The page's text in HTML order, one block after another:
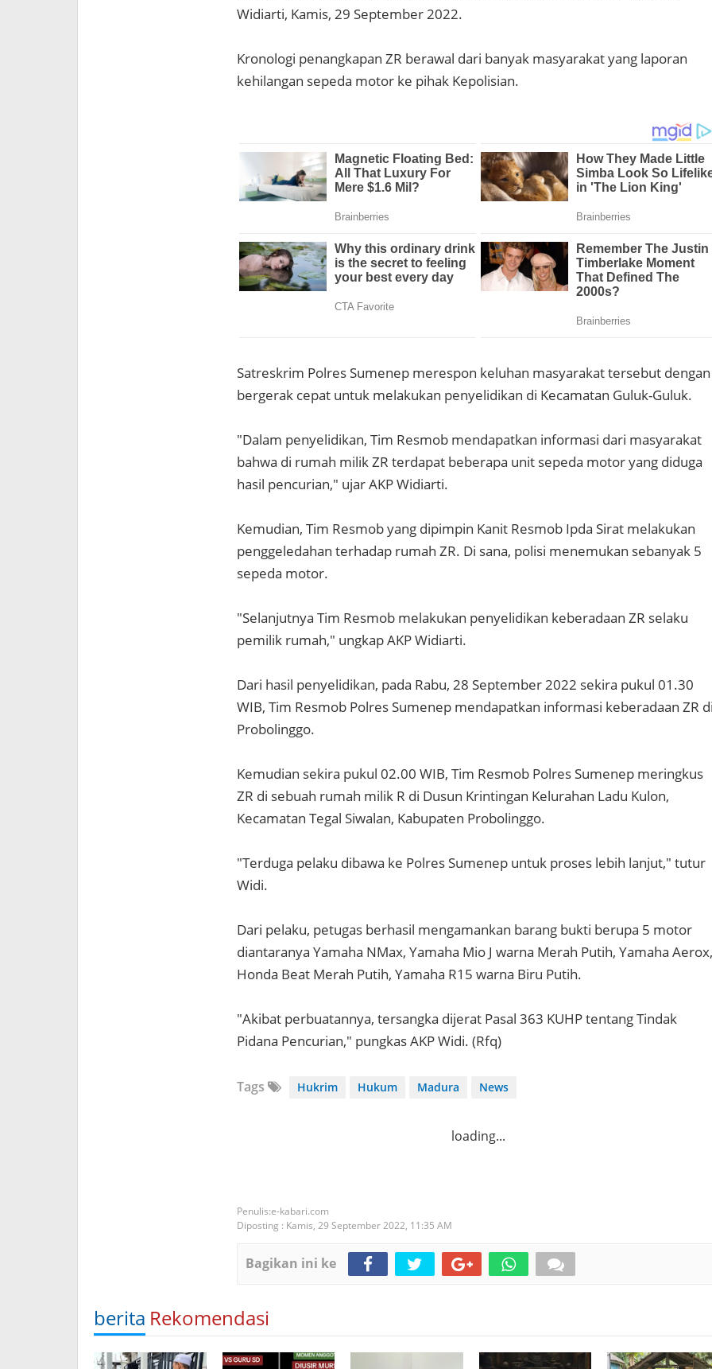
Widiarti, Kamis, 29 September 2022.
Kronologi penangkapan ZR berawal dari banyak masyarakat yang laporan
kehilangan sepeda motor ke pihak Kepolisian.
Satreskrim Polres Sumenep merespon keluhan masyarakat tersebut dengan
bergerak cepat untuk melakukan penyelidikan di Kecamatan Guluk-Guluk.
"Dalam penyelidikan, Tim Resmob mendapatkan informasi dari masyarakat
bahwa di rumah milik ZR terdapat beberapa unit sepeda motor yang diduga
hasil pencurian," ujar AKP Widiarti.
Kemudian, Tim Resmob yang dipimpin Kanit Resmob Ipda Sirat melakukan
penggeledahan terhadap rumah ZR. Di sana, polisi menemukan sebanyak 5
sepeda motor.
"Selanjutnya Tim Resmob melakukan penyelidikan keberadaan ZR selaku
pemilik rumah," ungkap AKP Widiarti.
Dari hasil penyelidikan, pada Rabu, 28 September 2022 sekira pukul 01.30
WIB, Tim Resmob Polres Sumenep mendapatkan informasi keberadaan ZR
Probolinggo.
Kemudian sekira pukul 02.00 WIB, Tim Resmob Polres Sumenep meringkus
ZR di sebuah rumah milik R di Dusun Krintingan Kelurahan Ladu Kulon,
Kecamatan Tegal Siwalan, Kabupaten Probolinggo.
"Terduga pelaku dibawa ke Polres Sumenep untuk proses lebih lanjut," tutur
Widi.
Dari pelaku, petugas berhasil mengamankan barang bukti berupa 5 motor
diantaranya Yamaha NMax, Yamaha Mio J warna Merah Putih, Yamaha Aerox,
Honda Beat Merah Putih, Yamaha R15 warna Biru Putih.
"Akibat perbuatannya, tersangka dijerat Pasal 363 KUHP tentang Tindak
Pidana Pencurian," pungkas AKP Widi. (Rfq)
Tags Hukrim Hukum Madura News
loading...
e-kabari.com
Diposting : Kamis, 29 September 2022, 11:35 AM
Bagikan ini ke
berita Rekomendasi